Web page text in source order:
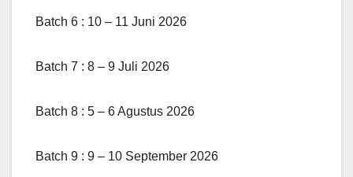
Batch 6 : 10 – 11 Juni 2026
Batch 7 : 8 – 9 Juli 2026
Batch 8 : 5 – 6 Agustus 2026
Batch 9 : 9 – 10 September 2026